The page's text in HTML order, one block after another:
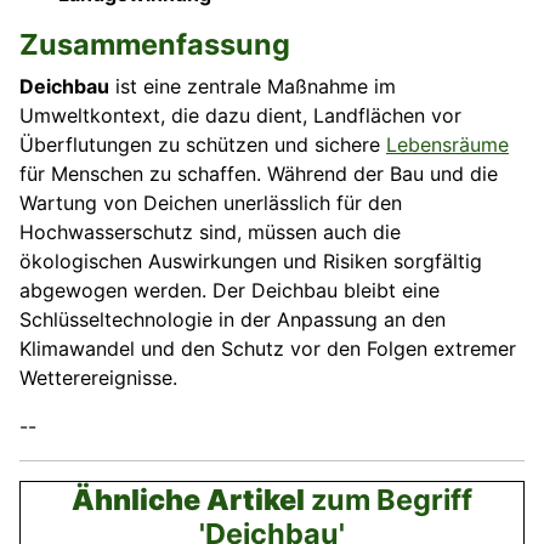
Zusammenfassung
Deichbau ist eine zentrale Maßnahme im
Umweltkontext, die dazu dient, Landflächen vor
Überflutungen zu schützen und sichere Lebensräume
für Menschen zu schaffen. Während der Bau und die
Wartung von Deichen unerlässlich für den
Hochwasserschutz sind, müssen auch die
ökologischen Auswirkungen und Risiken sorgfältig
abgewogen werden. Der Deichbau bleibt eine
Schlüsseltechnologie in der Anpassung an den
Klimawandel und den Schutz vor den Folgen extremer
Wetterereignisse.
--
Ähnliche Artikel zum Begriff
'Deichbau'